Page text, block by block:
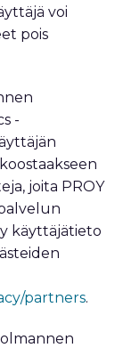
voi
pois
-
joita PROY
käyttäjätieto
partners.